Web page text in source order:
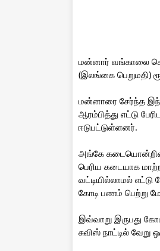
மன்னார் வங்காலை
(இலங்கை பெறுமதி)
மன்னாரை சேர்ந்த
ஆரம்பித்து எட்டு
ஈடுபட்டுள்ளனர்.
அங்கே
பெரிய கடையாக
வட்டியில்லாமல்
கோடி பணம் பெற்று
இவ்வாறு இருபது
சுவிஸ் நாட்டில் வேறு